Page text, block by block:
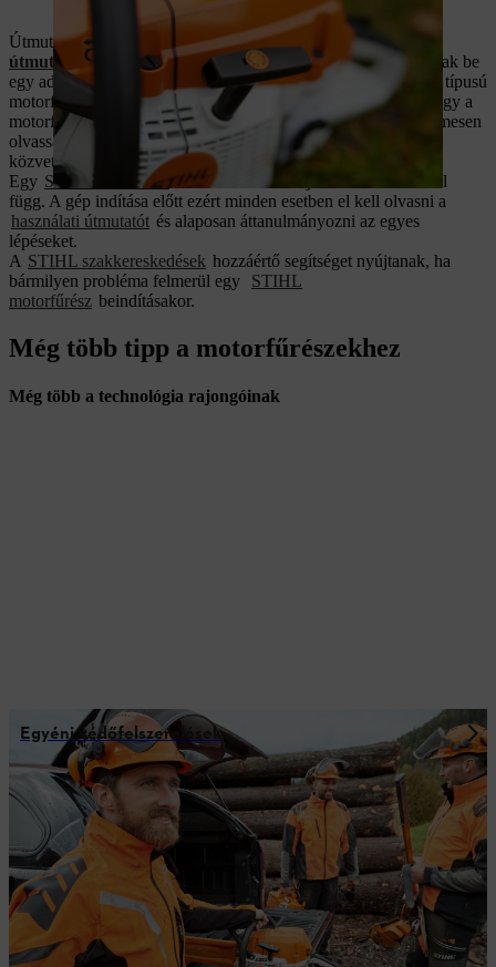
Útmutatónk csak az Ön STIHL motorfűrésze
asználati
útmutatójának
kiegészítése. A videók csak példaként mutatnak be
egy adott motorfűrészt. Ezért előfordulhat, hogy az ettől eltérő típusú
motorfűrészek más kezelőelemekkel rendelkeznek. Kérjük, hogy a
motorfűrész használata előtt ismerkedjen meg a géppel, figyelmesen
olvassa el a használati útmutatót, és kérdés esetén forduljon
közvetlenül a
szakkereskedőjéhez
Egy STIHL láncfűrészbeindításának módja az adott modelltől
függ. A gép indítása előtt ezért minden esetben el kell olvasni a
használati útmutatót és alaposan áttanulmányozni az egyes
lépéseket.
A STIHL szakkereskedések hozzáértő segítséget nyújtanak, ha
bármilyen probléma felmerül egy
STIHL
motorfűrész beindításakor.
Még több tipp a motorfűrészekhez
Még több a technológia rajongóinak
Egyéni védőfelszerelések